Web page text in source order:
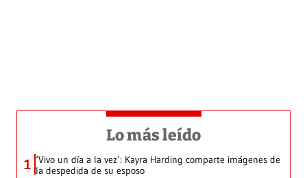
Lo más leído
1 ‘Vivo un día a la vez’: Kayra Harding comparte imágenes de
la despedida de su esposo